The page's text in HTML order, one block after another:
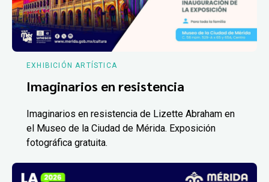
EXHIBICIÓN ARTÍSTICA
Imaginarios en resistencia
Imaginarios en resistencia de Lizette Abraham en
el Museo de la Ciudad de Mérida. Exposición
fotográfica gratuita.